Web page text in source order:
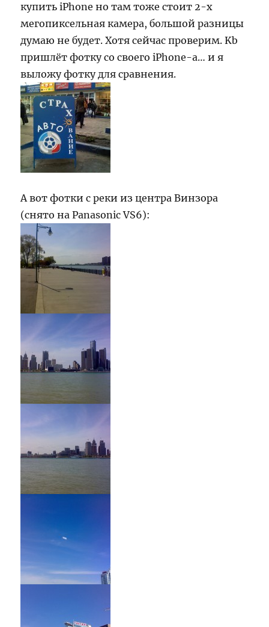
купить iPhone но там тоже стоит 2-х
мегопиксельная камера, большой разницы
думаю не будет. Хотя сейчас проверим. Kb
пришлёт фотку со своего iPhone-а… и я
выложу фотку для сравнения.
А вот фотки с реки из центра Винзора
(снято на Panasonic VS6):